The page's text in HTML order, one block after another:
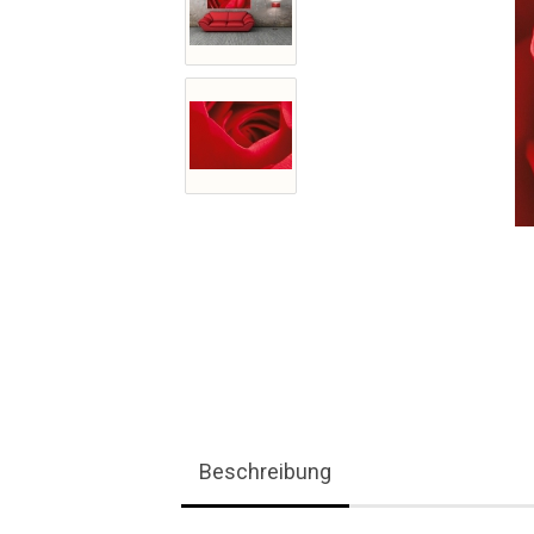
Beschreibung